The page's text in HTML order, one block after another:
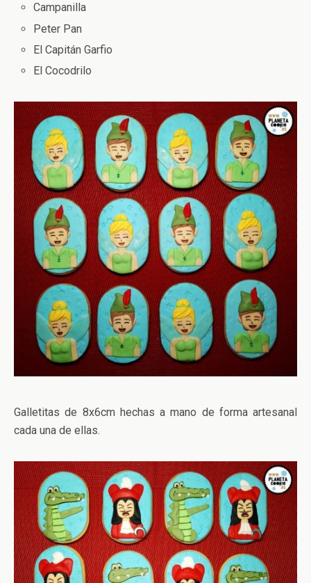
Campanilla
Peter Pan
El Capitán Garfio
El Cocodrilo
Galletitas de 8x6cm hechas a mano de forma artesanal
cada una de ellas.